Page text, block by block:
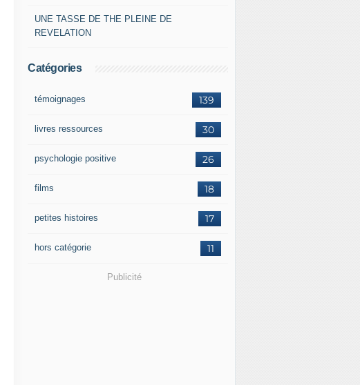
UNE TASSE DE THE PLEINE DE
REVELATION
Catégories
139
témoignages
30
livres ressources
26
psychologie positive
18
films
17
petites histoires
11
hors catégorie
Publicité